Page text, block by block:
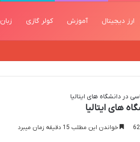
ارز دیجیتال آموزش کولر گازی زبان
در دانشگاه های ایتالیا
های ایتالیا
خواندن این مطلب 15 دقیقه زمان میبرد